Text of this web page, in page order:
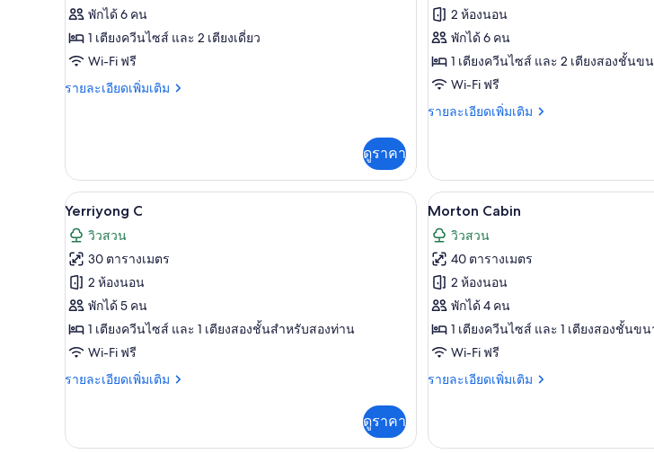
ของ
Jerrawangla
Cabin
พักได้ 6 คน
1 เตียงควีนไซส์ และ 2 เตียงเดี่ยว
Wi-Fi ฟรี
รายละเอียดเพิ่มเติม
ราย
กับ
Jerrawangla
Cabin
ดูราคา
ของ
Yerriyong
A
2 ห้องนอน
พักได้ 6 คน
1 เตียงควีนไซส์ และ 2 เตียงสองชั้นข
Wi-Fi ฟรี
รายละเอียดเพิ่มเติม
ราย
เกี่ยว
กับ
Yerriyong
เปิด
ภาพถ่าย
ทั้งหมด
ของ
Yerriyong
C
4
Yerriyong C
วิวสวน
30 ตารางเมตร
2 ห้องนอน
พักได้ 5 คน
1 เตียงควีนไซส์ และ 1 เตียงสองชั้นสำหรับสองท่าน
Wi-Fi ฟรี
รายละเอียดเพิ่มเติม
ราย
เกี่ยว
ดูราคา
เปิด
ภาพถ่าย
ทั้งหมด
ของ
Morton
Cabin
6
Morton Cabin
วิวสวน
40 ตารางเมตร
2 ห้องนอน
พักได้ 4 คน
1 เตียงควีนไซส์ และ 1 เตียงสองชั้น
Wi-Fi ฟรี
รายละเอียดเพิ่มเติม
ราย
เกี่ยว